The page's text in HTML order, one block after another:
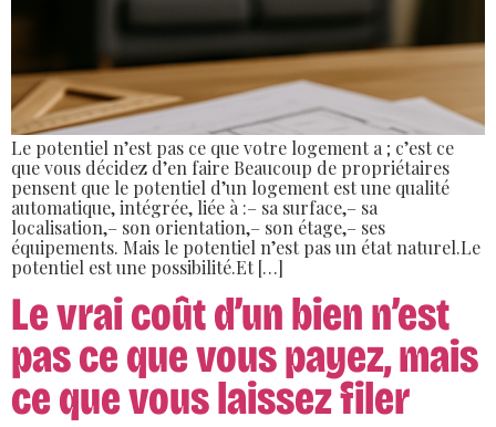
Le potentiel n’est pas ce que votre logement a ; c’est ce
que vous décidez d’en faire Beaucoup de propriétaires
pensent que le potentiel d’un logement est une qualité
automatique, intégrée, liée à :– sa surface,– sa
localisation,– son orientation,– son étage,– ses
équipements. Mais le potentiel n’est pas un état naturel.Le
potentiel est une possibilité.Et […]
Le vrai coût d’un bien n’est
pas ce que vous payez, mais
ce que vous laissez filer